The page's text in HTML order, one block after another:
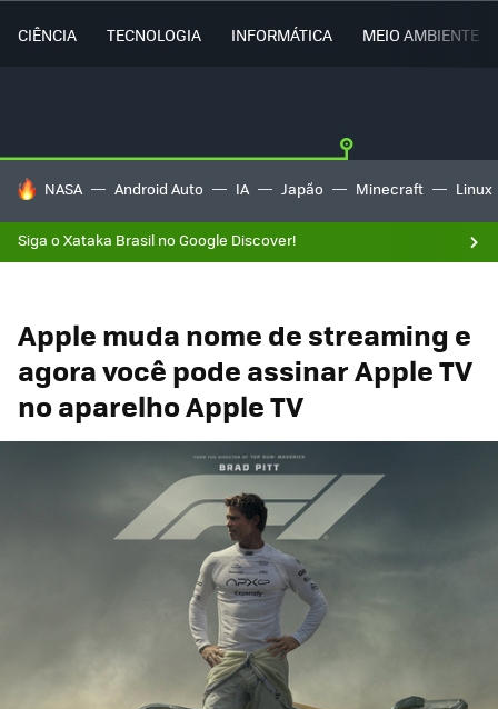
CIÊNCIA TECNOLOGIA INFORMÁTICA MEIO AMBIENTE
TENDÊNCIAS DO DIA
NASA Android Auto IA Japão Minecraft Linux
Siga o Xataka Brasil no Google Discover!
Apple muda nome de streaming e
agora você pode assinar Apple TV
no aparelho Apple TV